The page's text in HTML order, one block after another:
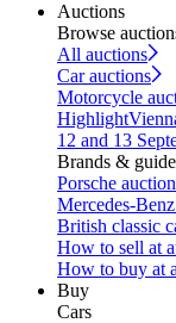
Auctions
Browse
All auctions
Car auctions
Motorcycle
Highlight
12 and 13
Brands &
Porsche
Mercedes-
British classic
How to sell at
How to buy at
Buy
Cars